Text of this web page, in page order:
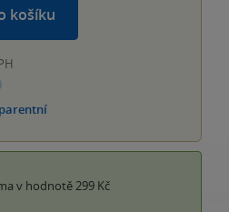
košíku
v hodnotě 299 Kč